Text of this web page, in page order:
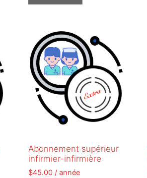
Abonnement supérieur
infirmier-infirmière
$45.00 / année